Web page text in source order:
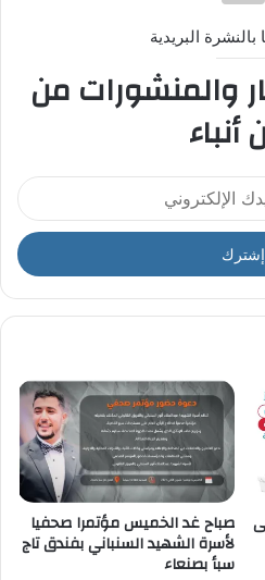
البريدية
والمنشورات من
أنباء
صباح غد الخميس مؤتمرا صحفيا
لأسرة الشهيد السنباني بفندق تاج
سبأ بصنعاء